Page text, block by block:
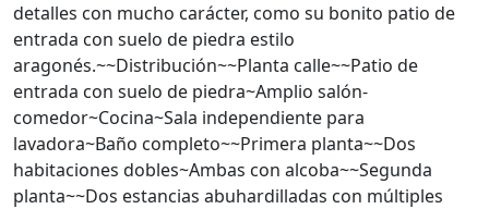
detalles con mucho carácter, como su bonito patio de
entrada con suelo de piedra estilo
aragonés.~~Distribución~~Planta calle~~Patio de
entrada con suelo de piedra~Amplio salón-
comedor~Cocina~Sala independiente para
lavadora~Baño completo~~Primera planta~~Dos
habitaciones dobles~Ambas con alcoba~~Segunda
planta~~Dos estancias abuhardilladas con múltiples